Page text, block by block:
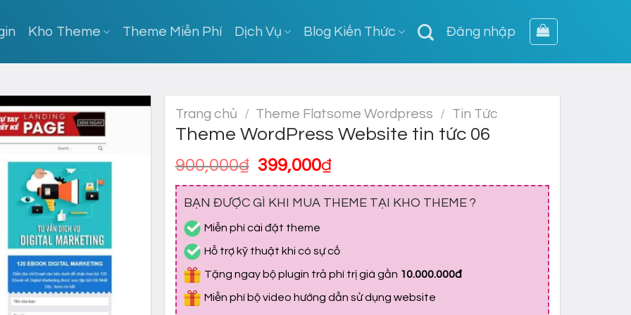
Kho Theme Theme Miễn Phí Dịch Vụ Blog Kiến Thức Đăng nhập
Trang chủ / Theme Flatsome Wordpress / Tin Tức
Theme WordPress Website tin tức 06
900,000₫ Giá
gốc
là:
399,000₫Giá
hiện
tại
BẠN ĐƯỢC GÌ KHI MUA THEME TẠI KHO THEME ?
Miễn phí cài đặt theme
Hỗ trợ kỹ thuật khi có sự cố
Tặng ngay bộ plugin trả phí trị giá gần 10.000.000đ
Miễn phí bộ video hướng dẫn sử dụng website